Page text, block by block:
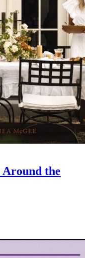
Around the